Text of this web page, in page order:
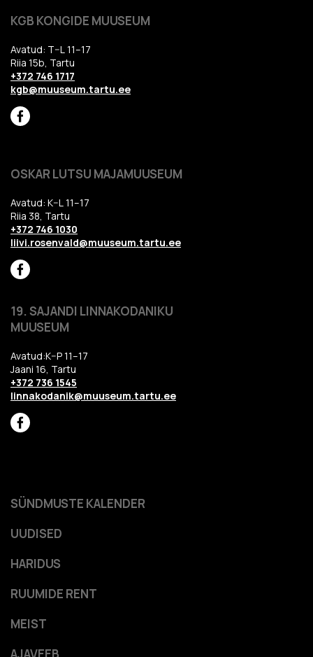
KGB KONGIDE MUUSEUM
Avatud: T–L 11–17
Riia 15b, Tartu
+372 746 1717
kgb@muuseum.tartu.ee
OSKAR LUTSU MAJAMUUSEUM
Avatud: K–L 11–17
Riia 38, Tartu
+372 746 1030
liivi.rosenvald@muuseum.tartu.ee
19. SAJANDI LINNAKODANIKU
MUUSEUM
Avatud:K–P 11–17
Jaani 16, Tartu
+372 736 1545
linnakodanik@muuseum.tartu.ee
HARIDUS
RUUMIDE RENT
MEIST
SÜNDMUSTE KALENDER
UUDISED